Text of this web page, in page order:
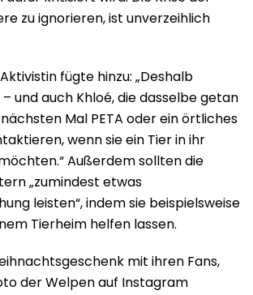
zu ignorieren, ist unverzeihlich
fügte hinzu: „Deshalb
und auch Khloé, die dasselbe getan
Mal PETA oder ein örtliches
wenn sie ein Tier in ihr
Außerdem sollten die
„zumindest etwas
leisten“, indem sie beispielsweise
Tierheim helfen lassen.
mit ihren Fans,
der Welpen auf Instagram